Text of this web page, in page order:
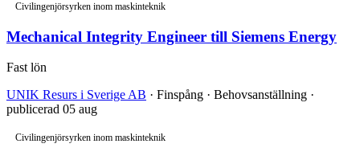
Civilingenjörsyrken inom maskinteknik
Mechanical Integrity Engineer till Siemens Energy
Fast lön
UNIK Resurs i Sverige AB · Finspång · Behovsanställning ·
publicerad 05 aug
Civilingenjörsyrken inom maskinteknik